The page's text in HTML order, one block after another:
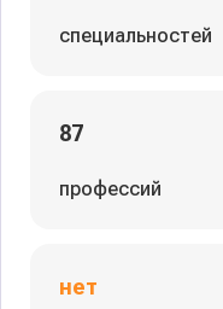
специальностей
87
профессий
нет